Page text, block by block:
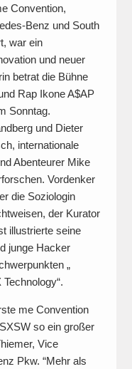
Convention,
Benz und South
war ein
und neuer
betrat die Bühne
Rap Ikone A$AP
Sonntag.
und Dieter
internationale
Abenteurer Mike
Vordenker
die Soziologin
der Kurator
illustrierte seine
junge Hacker
„
me Convention
so ein großer
Vice
Pkw. “Mehr als